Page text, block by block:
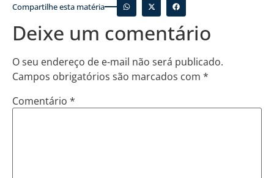
Compartilhe esta matéria
Deixe um comentário
O seu endereço de e-mail não será publicado.
Campos obrigatórios são marcados com *
Comentário *